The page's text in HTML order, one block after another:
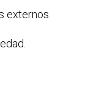
externos.